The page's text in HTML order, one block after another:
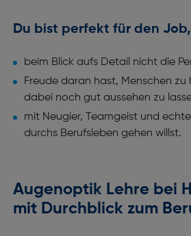
Du bist perfekt für den
beim Blick aufs Detail nicht die
Freude daran hast, Menschen zu
dabei noch gut aussehen zu
mit Neugier, Teamgeist und
durchs Berufsleben gehen willst.
Augenoptik Lehre bei
mit Durchblick zum